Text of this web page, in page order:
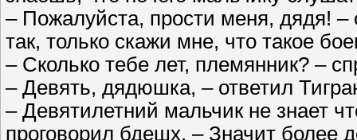
– Пожалуйста, прости меня, дядя!
так, только скажи мне, что такое
– Сколько тебе лет, племянник? –
– Девять, дядюшка, – ответил
– Девятилетний мальчик не знает
проговорил бдешх. – Значит более